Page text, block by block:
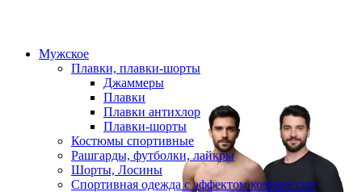
Мужское
Плавки, плавки-шорты
Джаммеры
Плавки
Плавки антихлор
Плавки-шорты
Костюмы спортивные
Рашгарды, футболки, лайкры
Шорты, Лосины
Спортивная одежда с эффектом компрессии